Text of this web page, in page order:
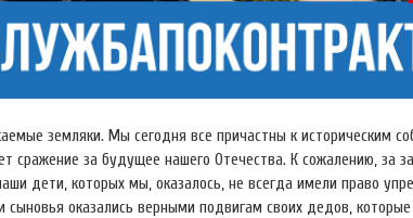
земляки. Мы сегодня все причастны к историческим
сражение за будущее нашего Отечества. К сожалению, за
дети, которых мы, оказалось, не всегда имели право
сыновья оказались верными подвигам своих дедов,